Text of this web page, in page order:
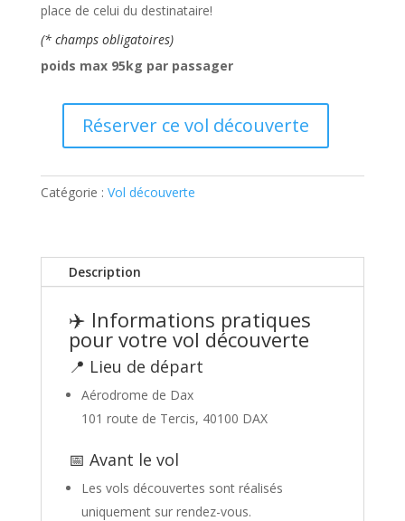
place de celui du destinataire!
(* champs obligatoires)
poids max 95kg par passager
quantité
Vol
découverte
Réserver ce vol découverte
Catégorie : Vol découverte
Description
✈️ Informations pratiques
pour votre vol découverte
📍 Lieu de départ
Aérodrome de Dax
101 route de Tercis, 40100 DAX
📅 Avant le vol
Les vols découvertes sont réalisés
uniquement sur rendez-vous.